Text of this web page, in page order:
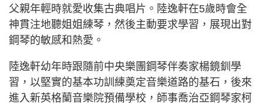
父親年輕時就愛收集古典唱片。陸逸軒在5歲時會全
神貫注地聽姐姐練琴，然後主動要求學習，展現出對
鋼琴的敏感和熱愛。
陸逸軒幼年時跟隨前中央樂團鋼琴伴奏家楊鏡釧學
習，以堅實的基本功訓練奠定音樂道路的基石，後來
進入新英格蘭音樂院預備學校，師事喬治亞鋼琴家柯